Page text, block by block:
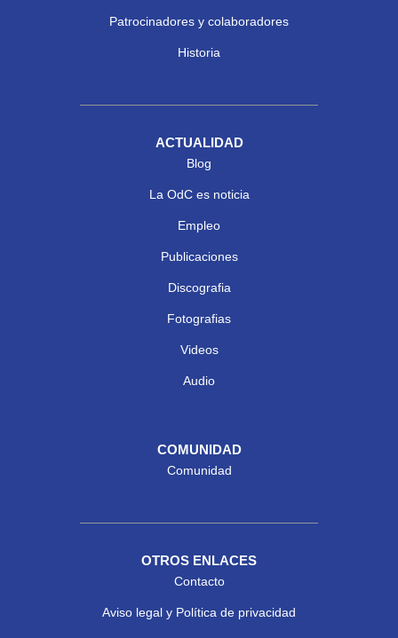
Patrocinadores y colaboradores
Historia
ACTUALIDAD
Blog
La OdC es noticia
Empleo
Publicaciones
Discografia
Fotografias
Videos
Audio
COMUNIDAD
Comunidad
OTROS ENLACES
Contacto
Aviso legal y Política de privacidad